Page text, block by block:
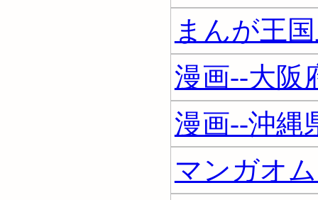
まんが王
漫画--大阪
漫画--沖縄
マンガオ